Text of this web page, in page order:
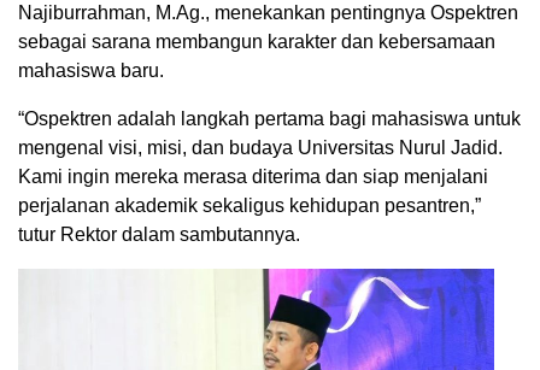
Najiburrahman, M.Ag., menekankan pentingnya Ospektren
sebagai sarana membangun karakter dan kebersamaan
mahasiswa baru.
“Ospektren adalah langkah pertama bagi mahasiswa untuk
mengenal visi, misi, dan budaya Universitas Nurul Jadid.
Kami ingin mereka merasa diterima dan siap menjalani
perjalanan akademik sekaligus kehidupan pesantren,”
tutur Rektor dalam sambutannya.